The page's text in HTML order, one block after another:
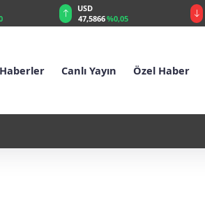
54,9359%-0,10
Canlı Yayın Özel Haber